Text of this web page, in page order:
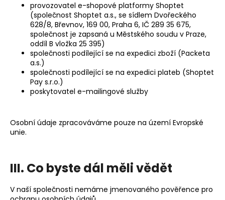
provozovatel e-shopové platformy Shoptet
(společnost Shoptet a.s., se sídlem Dvořeckého
628/8, Břevnov, 169 00, Praha 6, IČ 289 35 675,
společnost je zapsaná u Městského soudu v Praze,
oddíl B vložka 25 395)
společnosti podílející se na expedici zboží (Packeta
a.s.)
společnosti podílející se na expedici plateb (Shoptet
Pay s.r.o.)
poskytovatel e-mailingové služby
Osobní údaje zpracováváme pouze na území Evropské
unie.
III. Co byste dál měli vědět
V naší společnosti nemáme jmenovaného pověřence pro